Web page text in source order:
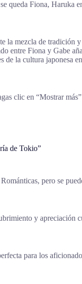
queda Fiona, Haruka
la mezcla de tradición
entre Fiona y Gabe
de la cultura japonesa
clic en “Mostrar
de Tokio”
pero se
y apreciación
para los